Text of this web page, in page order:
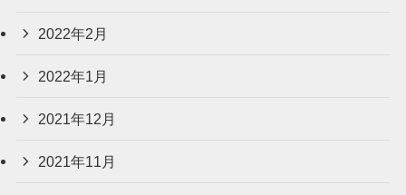
2022年2月
2022年1月
2021年12月
2021年11月